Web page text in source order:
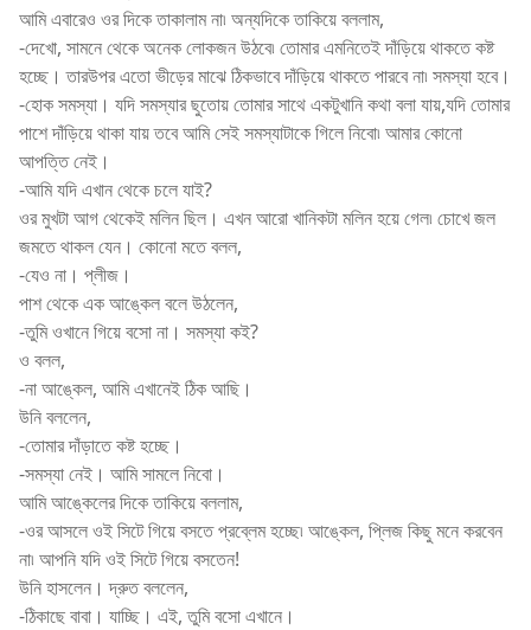
আমি এবারেও ওর দিকে তাকালাম না৷ অন্যদিকে তাকিয়ে বললাম,
-দেখো, সামনে থেকে অনেক লোকজন উঠবে৷ তোমার এমনিতেই দাঁড়িয়ে থাকতে কষ্ট
হচ্ছে। তারউপর এতো ভীড়ের মাঝে ঠিকভাবে দাঁড়িয়ে থাকতে পারবে না৷ সমস্যা হবে।
-হোক সমস্যা। যদি সমস্যার ছুতোয় তোমার সাথে একটুখানি কথা বলা যায়,যদি তোমার
পাশে দাঁড়িয়ে থাকা যায় তবে আমি সেই সমস্যাটাকে গিলে নিবো৷ আমার কোনো
আপত্তি নেই।
-আমি যদি এখান থেকে চলে যাই?
ওর মুখটা আগ থেকেই মলিন ছিল। এখন আরো খানিকটা মলিন হয়ে গেল৷ চোখে জল
জমতে থাকল যেন। কোনো মতে বলল,
-যেও না। প্লীজ।
পাশ থেকে এক আঙ্কেল বলে উঠলেন,
-তুমি ওখানে গিয়ে বসো না। সমস্যা কই?
ও বলল,
-না আঙ্কেল, আমি এখানেই ঠিক আছি।
উনি বললেন,
-তোমার দাঁড়াতে কষ্ট হচ্ছে।
-সমস্যা নেই। আমি সামলে নিবো।
আমি আঙ্কেলের দিকে তাকিয়ে বললাম,
-ওর আসলে ওই সিটে গিয়ে বসতে প্রব্লেম হচ্ছে৷ আঙ্কেল, প্লিজ কিছু মনে করবেন
না৷ আপনি যদি ওই সিটে গিয়ে বসতেন!
উনি হাসলেন। দ্রুত বললেন,
-ঠিকাছে বাবা। যাচ্ছি। এই, তুমি বসো এখানে।